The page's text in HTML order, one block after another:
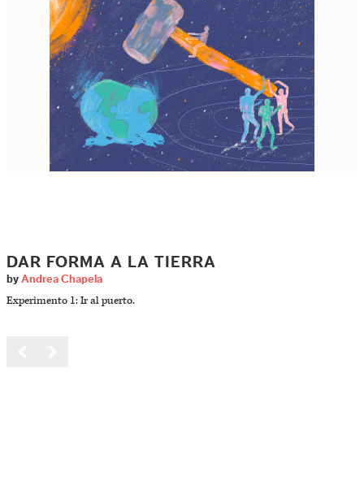
DAR FORMA A LA TIERRA
by Andrea Chapela
Experimento 1: Ir al puerto.